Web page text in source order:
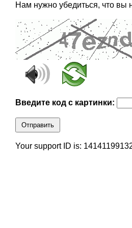
Нам нужно убедиться, что вы
Введите код с картинки:
Отправить
Your support ID is: